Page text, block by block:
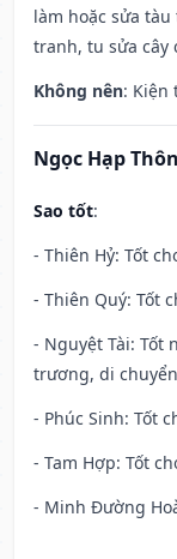
làm hoặc sửa
tranh, tu sửa cây
Không nên: Kiện
Ngọc Hạp
Sao tốt:
- Thiên Hỷ: Tốt
- Thiên Quý: Tốt
- Nguyệt Tài: Tốt
trương, di
- Phúc Sinh: Tốt
- Tam Hợp: Tốt
- Minh Đường